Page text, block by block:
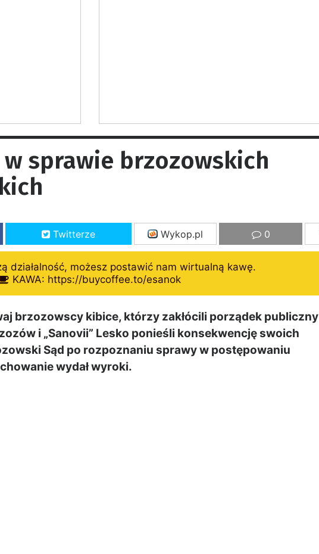
sprawie brzozowskich
Twitterze Wykop.pl 0
działalność, możesz postawić nam wirtualną kawę.
KAWA: https://buycoffee.to/esanok
brzozowscy kibice, którzy zakłócili porządek publiczny
i „Sanovii” Lesko ponieśli konsekwencję swoich
Sąd po rozpoznaniu sprawy w postępowaniu
wydał wyroki.